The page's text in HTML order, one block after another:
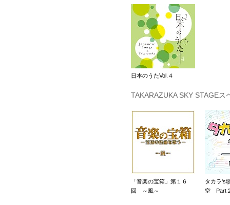
日本のうたVol.４
TAKARAZUKA SKY STAGEス
「音楽の宝箱」第１６
回 ～風～
タカラ's
空 Part